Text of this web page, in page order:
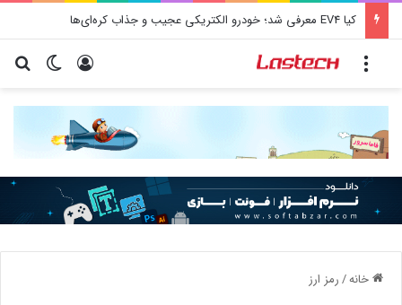
تغییر ورود
خانه/رمز ارز